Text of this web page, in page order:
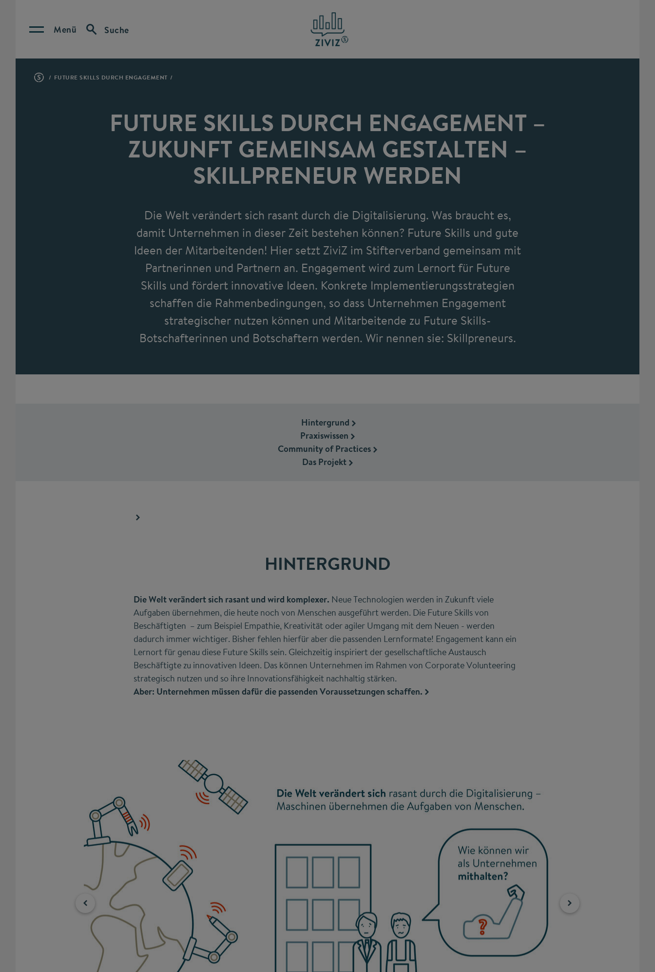
Menü Suche
FUTURE SKILLS DURCH ENGAGEMENT
FUTURE SKILLS DURCH ENGAGEMENT –
ZUKUNFT GEMEINSAM GESTALTEN –
SKILLPRENEUR WERDEN
Die Welt verändert sich rasant durch die Digitalisierung. Was braucht es,
damit Unternehmen in dieser Zeit bestehen können? Future Skills und gute
Ideen der Mitarbeitenden! Hier setzt ZiviZ im Stifterverband gemeinsam mit
Partnerinnen und Partnern an. Engagement wird zum Lernort für Future
Skills und fördert innovative Ideen. Konkrete Implementierungsstrategien
schaffen die Rahmenbedingungen, so dass Unternehmen Engagement
strategischer nutzen können und Mitarbeitende zu Future Skills-
Botschafterinnen und Botschaftern werden. Wir nennen sie: Skillpreneurs.
Hintergrund
Praxiswissen
Community of Practices
Das Projekt
HINTERGRUND
Die Welt verändert sich rasant und wird komplexer. Neue Technologien werden in Zukunft viele
Aufgaben übernehmen, die heute noch von Menschen ausgeführt werden. Die Future Skills von
Beschäftigten – zum Beispiel Empathie, Kreativität oder agiler Umgang mit dem Neuen - werden
dadurch immer wichtiger. Bisher fehlen hierfür aber die passenden Lernformate! Engagement kann ein
Lernort für genau diese Future Skills sein. Gleichzeitig inspiriert der gesellschaftliche Austausch
Beschäftigte zu innovativen Ideen. Das können Unternehmen im Rahmen von Corporate Volunteering
strategisch nutzen und so ihre Innovationsfähigkeit nachhaltig stärken.
Aber: Unternehmen müssen dafür die passenden Voraussetzungen schaffen.